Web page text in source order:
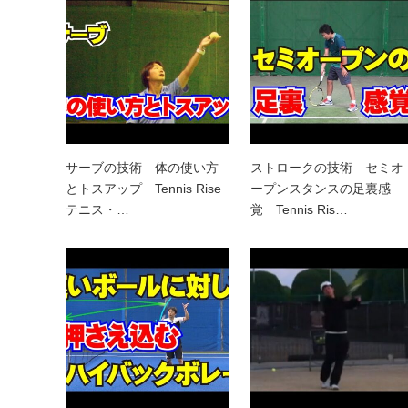
サーブの技術 体の使い方
とトスアップ Tennis Rise
テニス・…
ストロークの技術 セミオ
ープンスタンスの足裏感
覚 Tennis Ris…